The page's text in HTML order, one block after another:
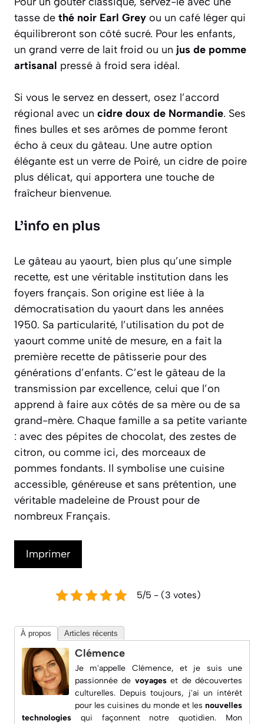
tasse de thé noir Earl Grey ou un café léger qui
équilibreront son côté sucré. Pour les enfants,
un grand verre de lait froid ou un jus de pomme
artisanal pressé à froid sera idéal.
Si vous le servez en dessert, osez l’accord
régional avec un cidre doux de Normandie. Ses
fines bulles et ses arômes de pomme feront
écho à ceux du gâteau. Une autre option
élégante est un verre de Poiré, un cidre de poire
plus délicat, qui apportera une touche de
fraîcheur bienvenue.
L’info en plus
Le gâteau au yaourt, bien plus qu’une simple
recette, est une véritable institution dans les
foyers français. Son origine est liée à la
démocratisation du yaourt dans les années
1950. Sa particularité, l’utilisation du pot de
yaourt comme unité de mesure, en a fait la
première recette de pâtisserie pour des
générations d’enfants. C’est le gâteau de la
transmission par excellence, celui que l’on
apprend à faire aux côtés de sa mère ou de sa
grand-mère. Chaque famille a sa petite variante
: avec des pépites de chocolat, des zestes de
citron, ou comme ici, des morceaux de
pommes fondants. Il symbolise une cuisine
accessible, généreuse et sans prétention, une
véritable madeleine de Proust pour de
nombreux Français.
Imprimer
5/5 - (3 votes)
À propos Articles récents
Clémence
Je m'appelle Clémence, et je suis une
passionnée de voyageset de découvertes
culturelles. Depuis toujours, j'ai un intérêt
pour les cuisines du monde et les nouvelles
technologies qui façonnent notre quotidien. Mon